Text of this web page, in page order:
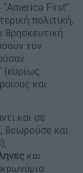
"America First"
πολιτική,
θρησκευτική
τον
(κυρίως
και
και σε
θεωρούσε και
και